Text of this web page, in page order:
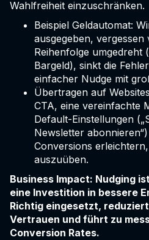
Wahlfreiheit einzuschränken.
Beispiel Geldautomat:
ausgegeben, vergessen
Reihenfolge umgedreht
Bargeld), sinkt die
einfacher Nudge mit
Übertragen auf
CTA, eine vereinfachte
Default-Einstellungen
Newsletter
Conversions
auszuüben.
Business Impact: Nudging
eine Investition in bessere
Richtig eingesetzt,
Vertrauen und führt zu
Conversion Rates.